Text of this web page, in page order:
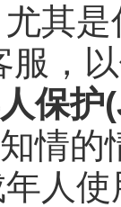
其
服，
保
的
人